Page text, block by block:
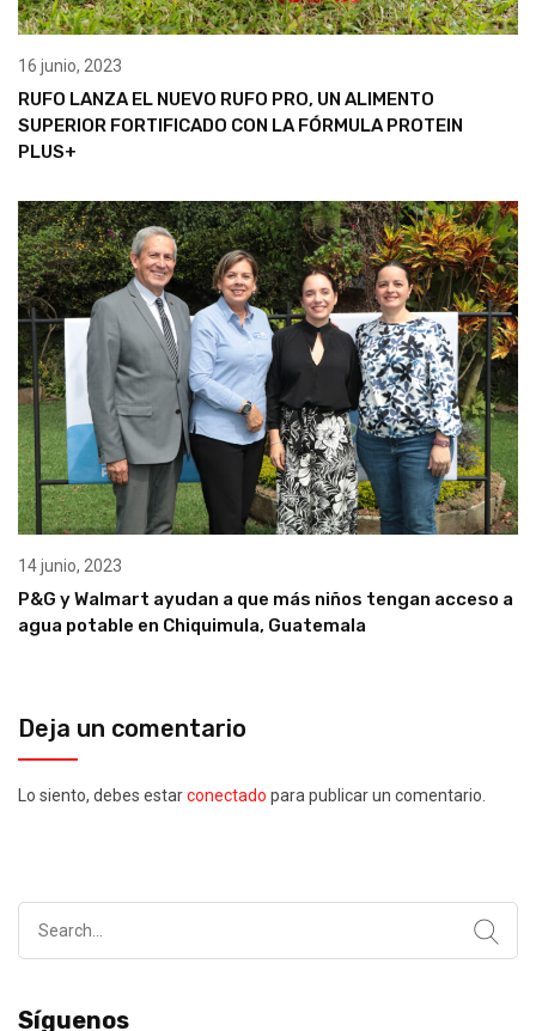
16 junio, 2023
RUFO LANZA EL NUEVO RUFO PRO, UN ALIMENTO
SUPERIOR FORTIFICADO CON LA FÓRMULA PROTEIN
PLUS+
14 junio, 2023
P&G y Walmart ayudan a que más niños tengan acceso a
agua potable en Chiquimula, Guatemala
Deja un comentario
Lo siento, debes estarconectado para publicar un comentario.
Síguenos